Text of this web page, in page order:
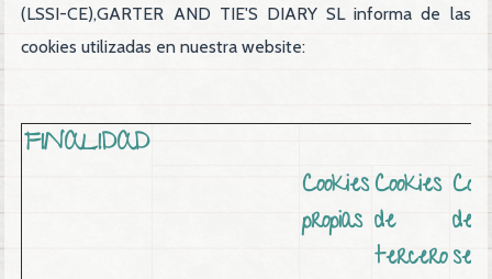
(LSSI-CE),GARTER AND TIE'S DIARY SL informa de las
cookies utilizadas en nuestra website:
FINALIDAD
Cookies
propias
Cookies
de
tercero
de